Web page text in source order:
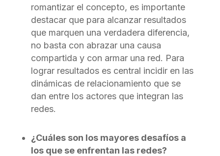
romantizar el concepto, es importante
destacar que para alcanzar resultados
que marquen una verdadera diferencia,
no basta con abrazar una causa
compartida y con armar una red. Para
lograr resultados es central incidir en las
dinámicas de relacionamiento que se
dan entre los actores que integran las
redes.
¿Cuáles son los mayores desafíos a
los que se enfrentan las redes?